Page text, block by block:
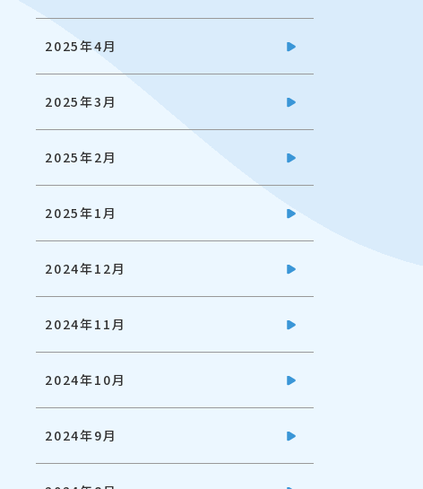
2025年4月
2025年3月
2025年2月
2025年1月
2024年12月
2024年11月
2024年10月
2024年9月